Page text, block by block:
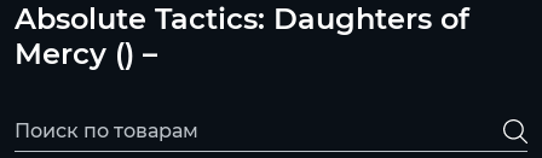
Absolute Tactics: Daughters of
Mercy () –